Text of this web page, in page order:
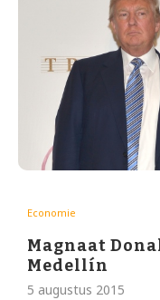
Economie
Magnaat
Medellín
5 augustus 2015